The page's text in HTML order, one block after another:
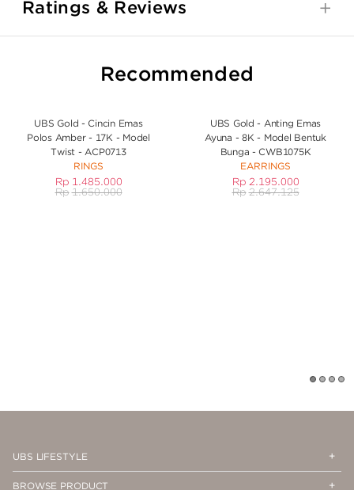
Ratings & Reviews
Recommended
UBS Gold - Cincin Emas
Polos Amber - 17K - Model
Twist - ACP0713
RINGS
Rp 1.485.000
Rp 1.650.000
UBS Gold - Anting Emas
Ayuna - 8K - Model Bentuk
Bunga - CWB1075K
EARRINGS
Rp 2.195.000
Rp 2.647.125
UBS LIFESTYLE
BROWSE PRODUCT